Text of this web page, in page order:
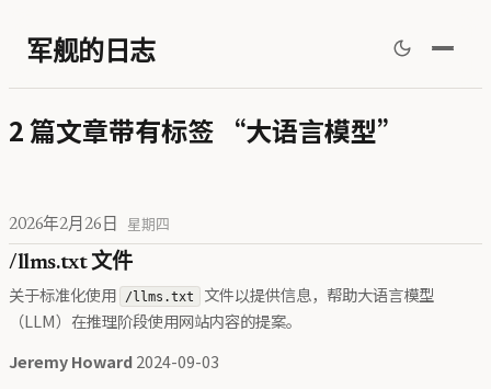
军舰的日志
2 篇文章带有标签 “大语言模型”
2026年2月26日 星期四
/llms.txt 文件
关于标准化使用 /llms.txt 文件以提供信息，帮助大语言模型
（LLM）在推理阶段使用网站内容的提案。
Jeremy Howard2024-09-03